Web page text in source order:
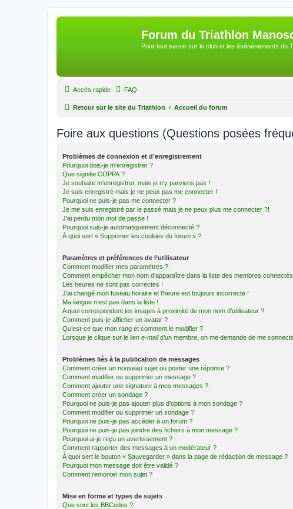
Forum du Triathlon
Pour tout savoir sur le club et les événènements du
Accès rapide FAQ
Retour sur le site du Triathlon Accueil du forum
Foire aux questions (Questions posées
Problèmes de connexion et d’enregistrement
Pourquoi dois-je m’enregistrer ?
Que signifie COPPA ?
Je souhaite m’enregistrer, mais je n’y parviens pas !
Je suis enregistré mais je ne peux pas me connecter !
Pourquoi ne puis-je pas me connecter ?
Je me suis enregistré par le passé mais je ne peux plus me connecter ?!
J’ai perdu mon mot de passe !
Pourquoi suis-je automatiquement déconnecté ?
À quoi sert « Supprimer les cookies du forum » ?
Paramètres et préférences de l’utilisateur
Comment modifier mes paramètres ?
Comment empêcher mon nom d’apparaître dans la liste des membres
Les heures ne sont pas correctes !
J’ai changé mon fuseau horaire et l’heure est toujours incorrecte !
Ma langue n’est pas dans la liste !
A quoi correspondent les images à proximité de mon nom d’utilisateur ?
Comment puis-je afficher un avatar ?
Qu’est-ce que mon rang et comment le modifier ?
Lorsque je clique sur le lien e-maild’un membre, on me demande de me
Problèmes liés à la publication de messages
Comment créer un nouveau sujet ou poster une réponse ?
Comment modifier ou supprimer un message ?
Comment ajouter une signature à mes messages ?
Comment créer un sondage ?
Pourquoi ne puis-je pas ajouter plus d’options à mon sondage ?
Comment modifier ou supprimer un sondage ?
Pourquoi ne puis-je pas accéder à un forum ?
Pourquoi ne puis-je pas joindre des fichiers à mon message ?
Pourquoi ai-je reçu un avertissement ?
Comment rapporter des messages à un modérateur ?
À quoi sert le bouton « Sauvegarder » dans la page de rédaction de message ?
Pourquoi mon message doit être validé ?
Comment remonter mon sujet ?
Mise en forme et types de sujets
Que sont les BBCodes ?